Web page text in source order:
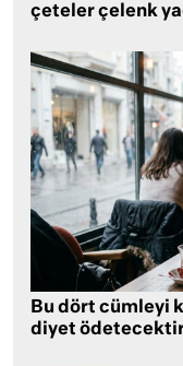
çeteler çelenk
Bu dört cümleyi
diyet